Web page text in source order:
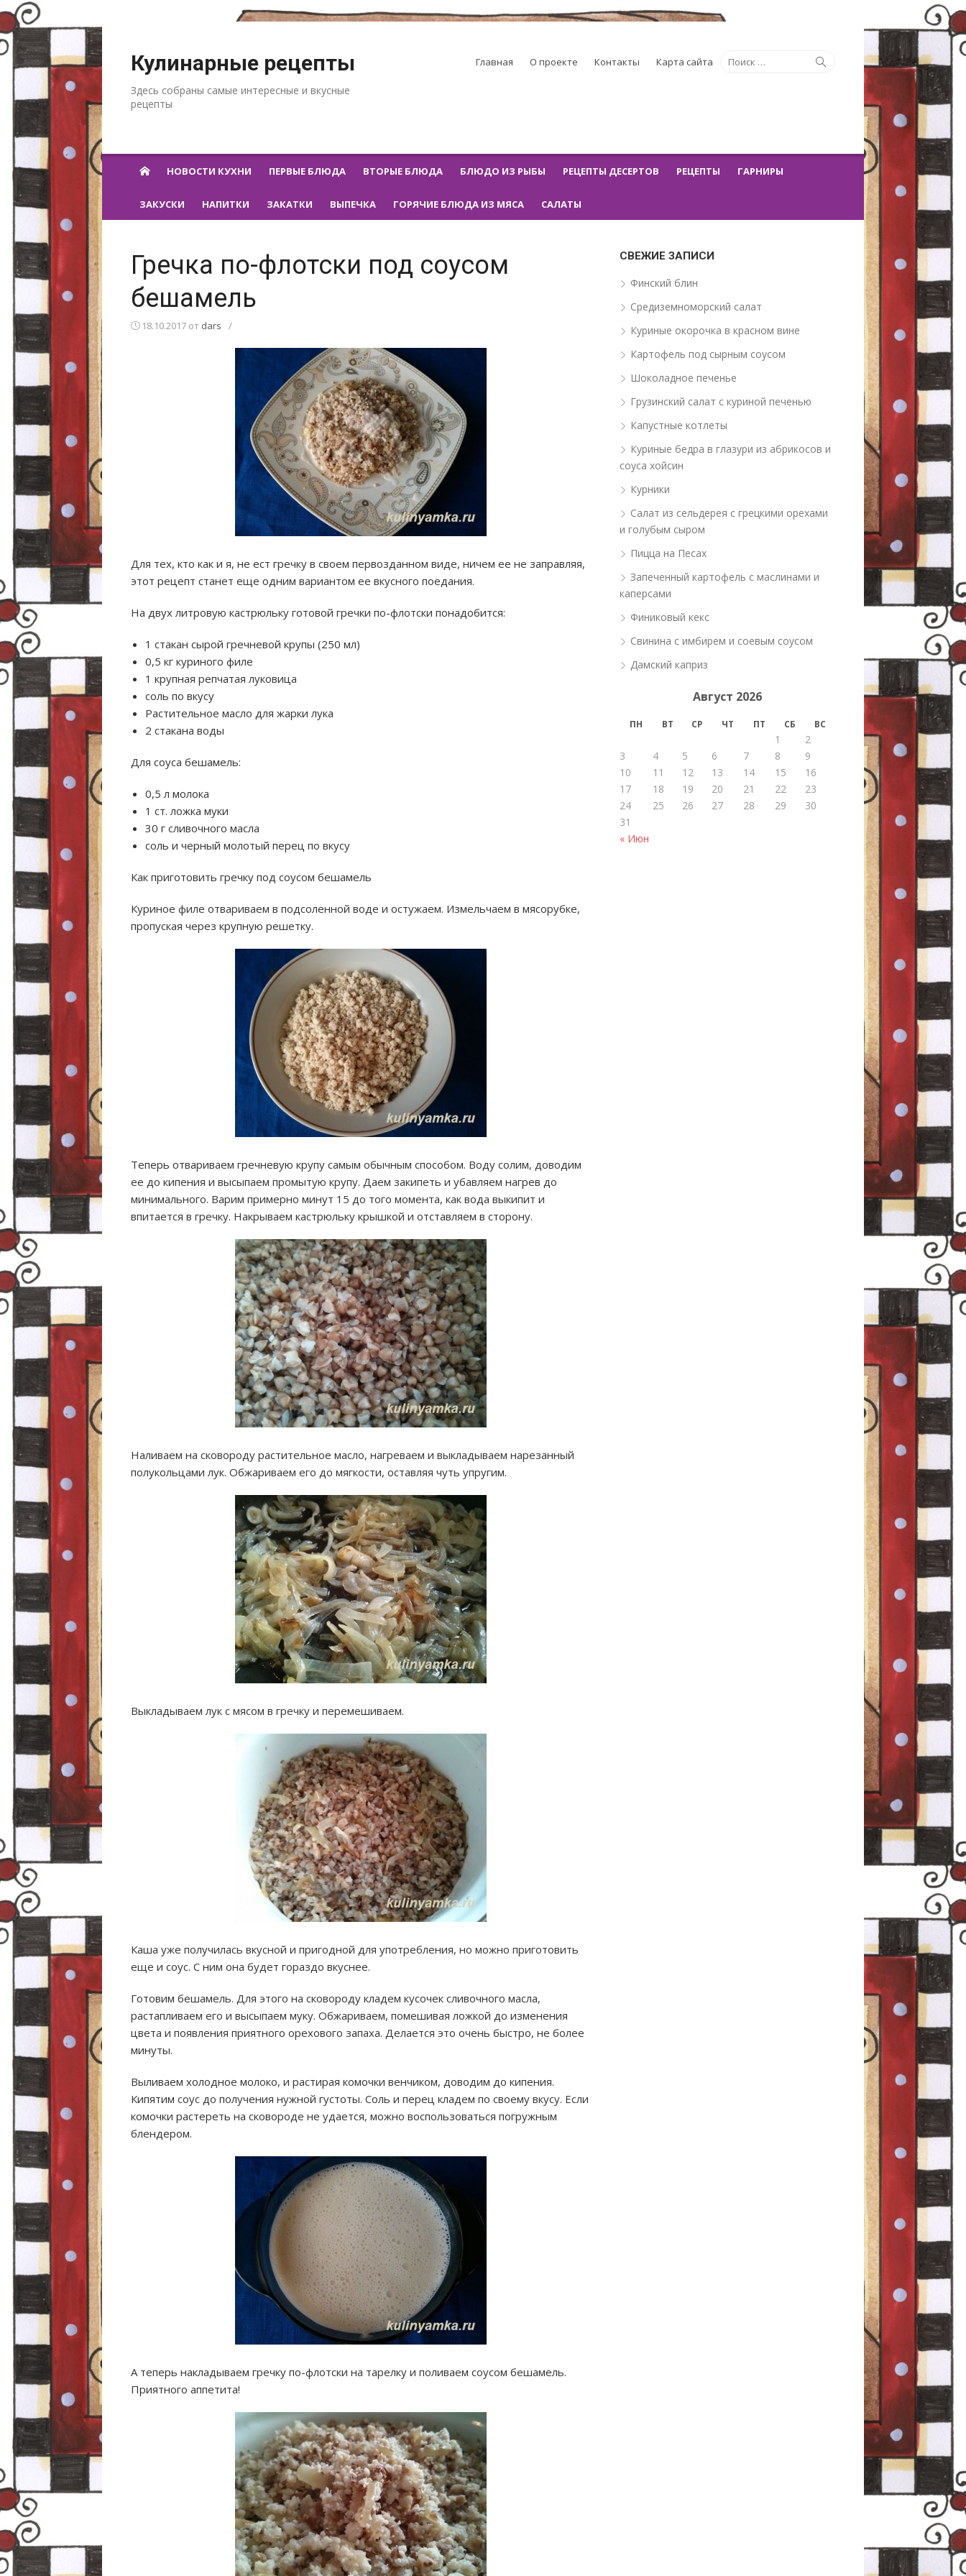
Кулинарные рецепты
Здесь собраны самые интересные и вкусные
рецепты
Искать:
Главная О проекте Контакты Карта сайта
НОВОСТИ КУХНИ ПЕРВЫЕ БЛЮДА ВТОРЫЕ БЛЮДА БЛЮДО ИЗ РЫБЫ РЕЦЕПТЫ ДЕСЕРТОВ РЕЦЕПТЫ ГАРНИРЫ
ЗАКУСКИ НАПИТКИ ЗАКАТКИ ВЫПЕЧКА ГОРЯЧИЕ БЛЮДА ИЗ МЯСА САЛАТЫ
Гречка по-флотски под соусом
бешамель
18.10.2017 от dars /
Для тех, кто как и я, не ест гречку в своем первозданном виде, ничем ее не заправляя,
этот рецепт станет еще одним вариантом ее вкусного поедания.
На двух литровую кастрюльку готовой гречки по-флотски понадобится:
1 стакан сырой гречневой крупы (250 мл)
0,5 кг куриного филе
1 крупная репчатая луковица
соль по вкусу
Растительное масло для жарки лука
2 стакана воды
Для соуса бешамель:
0,5 л молока
1 ст. ложка муки
30 г сливочного масла
соль и черный молотый перец по вкусу
Как приготовить гречку под соусом бешамель
Куриное филе отвариваем в подсоленной воде и остужаем. Измельчаем в мясорубке,
пропуская через крупную решетку.
Теперь отвариваем гречневую крупу самым обычным способом. Воду солим, доводим
ее до кипения и высыпаем промытую крупу. Даем закипеть и убавляем нагрев до
минимального. Варим примерно минут 15 до того момента, как вода выкипит и
впитается в гречку. Накрываем кастрюльку крышкой и отставляем в сторону.
Наливаем на сковороду растительное масло, нагреваем и выкладываем нарезанный
полукольцами лук. Обжариваем его до мягкости, оставляя чуть упругим.
Выкладываем лук с мясом в гречку и перемешиваем.
Каша уже получилась вкусной и пригодной для употребления, но можно приготовить
еще и соус. С ним она будет гораздо вкуснее.
Готовим бешамель. Для этого на сковороду кладем кусочек сливочного масла,
растапливаем его и высыпаем муку. Обжариваем, помешивая ложкой до изменения
цвета и появления приятного орехового запаха. Делается это очень быстро, не более
минуты.
Выливаем холодное молоко, и растирая комочки венчиком, доводим до кипения.
Кипятим соус до получения нужной густоты. Соль и перец кладем по своему вкусу. Если
комочки растереть на сковороде не удается, можно воспользоваться погружным
блендером.
А теперь накладываем гречку по-флотски на тарелку и поливаем соусом бешамель.
Приятного аппетита!
СВЕЖИЕ ЗАПИСИ
Финский блин
Средиземноморский салат
Куриные окорочка в красном вине
Картофель под сырным соусом
Шоколадное печенье
Грузинский салат с куриной печенью
Капустные котлеты
Куриные бедра в глазури из абрикосов и
соуса хойсин
Курники
Салат из сельдерея с грецкими орехами
и голубым сыром
Пицца на Песах
Запеченный картофель с маслинами и
каперсами
Финиковый кекс
Свинина с имбирем и соевым соусом
Дамский каприз
Август 2026
ПН ВТ СР ЧТ ПТ СБ ВС
« Июн
1
2
3
4 5 6 7 8
9
10
11 12 13 14 15
16
17
18 19 20 21 22
23
24
25 26 27 28 29
30
31